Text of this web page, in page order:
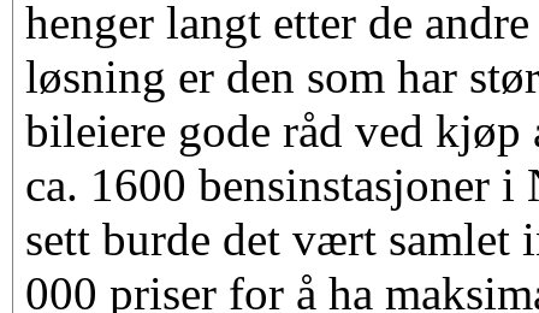
henger langt etter de
løsning er den som har
bileiere gode råd ved
ca. 1600 bensinstasjoner i
sett burde det vært samlet
000 priser for å ha